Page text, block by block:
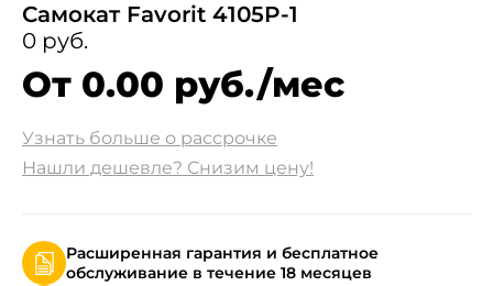
Самокат Favorit 4105P-1
0 руб.
От 0.00 руб./мес
Узнать больше о рассрочке
Нашли дешевле? Снизим цену!
Расширенная гарантия и бесплатное
обслуживание в течение 18 месяцев